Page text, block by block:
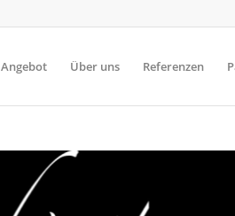
Angebot Über uns Referenzen